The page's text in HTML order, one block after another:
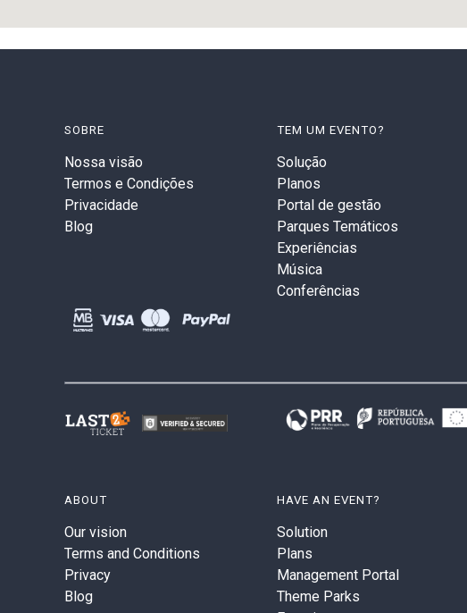
SOBRE
Nossa visão
Termos e Condições
Privacidade
Blog
TEM UM EVENTO?
Solução
Planos
Portal de gestão
Parques Temáticos
Experiências
Música
Conferências
ABOUT
Our vision
Terms and Conditions
Privacy
Blog
HAVE AN EVENT?
Solution
Plans
Management Portal
Theme Parks